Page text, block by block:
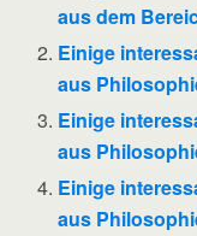
aus dem
Einige
aus
Einige
aus
Einige
aus